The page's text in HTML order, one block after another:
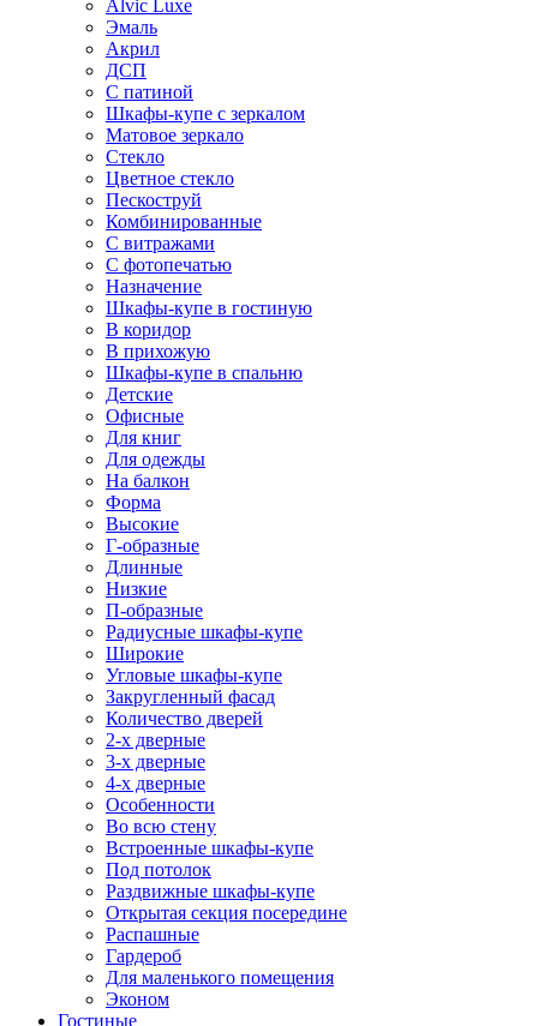
Alvic Luxe
Эмаль
Акрил
ДСП
С патиной
Шкафы-купе с зеркалом
Матовое зеркало
Стекло
Цветное стекло
Пескоструй
Комбинированные
С витражами
С фотопечатью
Назначение
Шкафы-купе в гостиную
В коридор
В прихожую
Шкафы-купе в спальню
Детские
Офисные
Для книг
Для одежды
На балкон
Форма
Высокие
Г-образные
Длинные
Низкие
П-образные
Радиусные шкафы-купе
Широкие
Угловые шкафы-купе
Закругленный фасад
Количество дверей
2-х дверные
3-х дверные
4-х дверные
Особенности
Во всю стену
Встроенные шкафы-купе
Под потолок
Раздвижные шкафы-купе
Открытая секция посередине
Распашные
Гардероб
Для маленького помещения
Эконом
Гостиные